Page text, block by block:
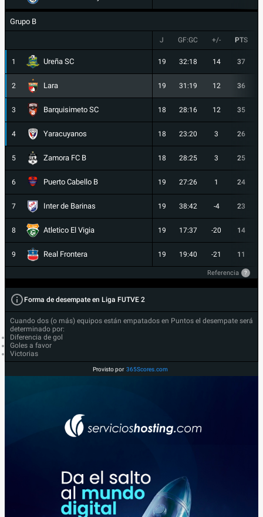
Grupo B
J GF:GC +/- PTS
1 Ureña SC 19 32:18 14 37
2 Lara 19 31:19 12 36
3 Barquisimeto SC 18 28:16 12 35
4 Yaracuyanos 18 23:20 3 26
5 Zamora FC B 18 28:25 3 25
6 Puerto Cabello B 19 27:26 1 24
7 Inter de Barinas 19 38:42 -4 23
8 Atletico El Vigia 19 17:37 -20 14
9 Real Frontera 19 19:40 -21 11
Referencia ?
Forma de desempate en Liga FUTVE 2
Cuando dos (o más) equipos están empatados en Puntos el desempate será
determinado por:
Diferencia de gol
Goles a favor
Victorias
Provisto por 365Scores.com